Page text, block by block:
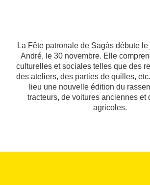
La Fête patronale de Sagàs débute
André, le 30 novembre. Elle
culturelles et sociales telles que des
des ateliers, des parties de quilles,
lieu une nouvelle édition du
tracteurs, de voitures anciennes et
agricoles.